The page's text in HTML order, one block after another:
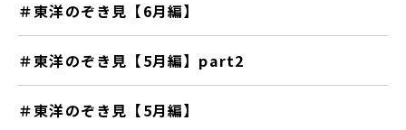
＃東洋のぞき見【6月編】
＃東洋のぞき見【5月編】part2
＃東洋のぞき見【5月編】